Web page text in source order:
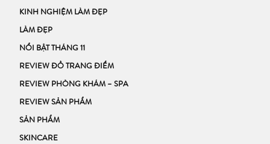
KINH NGHIỆM LÀM ĐẸP
LÀM ĐẸP
NỔI BẬT THÁNG 11
REVIEW ĐỒ TRANG ĐIỂM
REVIEW PHÒNG KHÁM – SPA
REVIEW SẢN PHẨM
SẢN PHẨM
SKINCARE